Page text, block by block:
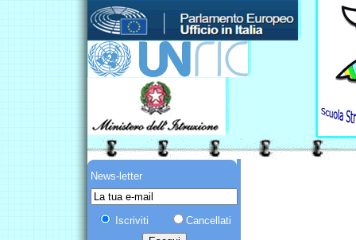
News-letter
Iscriviti Cancellati